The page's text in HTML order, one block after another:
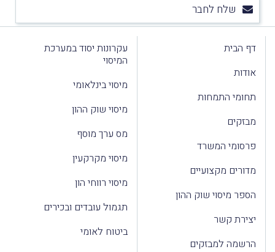
שלח לחבר
דף הבית
אודות
תחומי התמחות
מבזקים
פרסומי המשרד
מדורים מקצועיים
הספר מיסוי שוק ההון
יצירת קשר
הרשמה למבזקים
עקרונות יסוד במערכת
המיסוי
מיסוי בינלאומי
מיסוי שוק ההון
מס ערך מוסף
מיסוי מקרקעין
מיסוי רווחי הון
תגמול עובדים ובכירים
ביטוח לאומי